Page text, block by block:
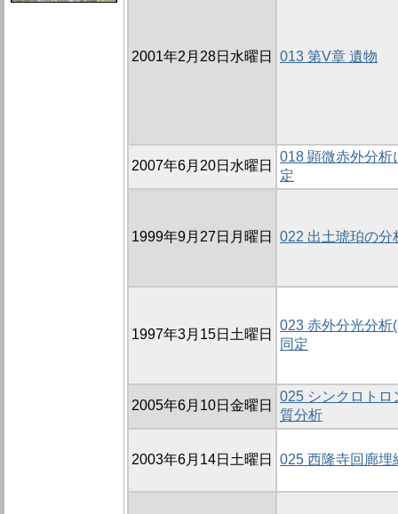
2001年2月28日水曜日 013 第V章 遺物
2007年6月20日水曜日
018 顕微赤外分析
定
1999年9月27日月曜日 022 出土琥珀の分
1997年3月15日土曜日
023 赤外分光分析
同定
2005年6月10日金曜日
025 シンクロトロ
質分析
2003年6月14日土曜日 025 西隆寺回廊埋